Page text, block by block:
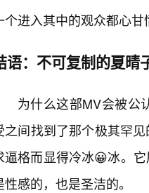
个进入其中的观众都心甘
语：不可复制的夏晴
为什么这部MV会被公
之间找到了那个极其罕
逼格而显得冷冰😀冰。
性感的，也是圣洁的。